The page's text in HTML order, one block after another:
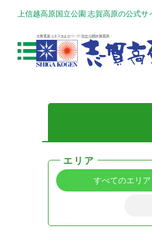
上信越高原国立公園 志賀高原の公式サ
エリア
すべてのエリア